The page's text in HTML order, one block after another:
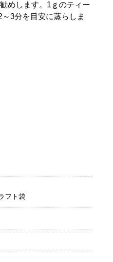
めします。1ｇのティー
3分を目安に蒸らしま
フト袋